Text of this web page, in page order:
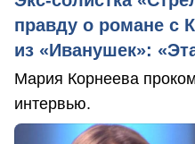
правду о романе с
из «Иванушек»:
Мария Корнеева
интервью.